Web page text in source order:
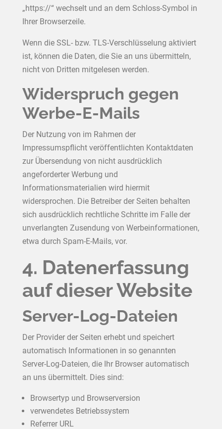
„https://“ wechselt und an dem Schloss-Symbol in
Ihrer Browserzeile.
Wenn die SSL- bzw. TLS-Verschlüsselung aktiviert
ist, können die Daten, die Sie an uns übermitteln,
nicht von Dritten mitgelesen werden.
Widerspruch gegen
Werbe-E-Mails
Der Nutzung von im Rahmen der
Impressumspflicht veröffentlichten Kontaktdaten
zur Übersendung von nicht ausdrücklich
angeforderter Werbung und
Informationsmaterialien wird hiermit
widersprochen. Die Betreiber der Seiten behalten
sich ausdrücklich rechtliche Schritte im Falle der
unverlangten Zusendung von Werbeinformationen,
etwa durch Spam-E-Mails, vor.
4. Datenerfassung
auf dieser Website
Server-Log-Dateien
Der Provider der Seiten erhebt und speichert
automatisch Informationen in so genannten
Server-Log-Dateien, die Ihr Browser automatisch
an uns übermittelt. Dies sind:
Browsertyp und Browserversion
verwendetes Betriebssystem
Referrer URL